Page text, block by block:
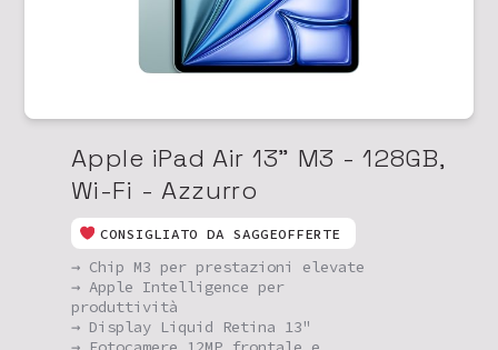
Apple iPad Air 13" M3 - 128GB,
Wi-Fi - Azzurro
CONSIGLIATO DA SAGGEOFFERTE
→ Chip M3 per prestazioni elevate
→ Apple Intelligence per
produttività
→ Display Liquid Retina 13"